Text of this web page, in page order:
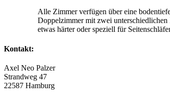
Alle Zimmer verfügen über eine
Doppelzimmer mit zwei unterschiedlichen
etwas härter oder speziell für
Kontakt:
Axel Neo Palzer
Strandweg 47
22587 Hamburg